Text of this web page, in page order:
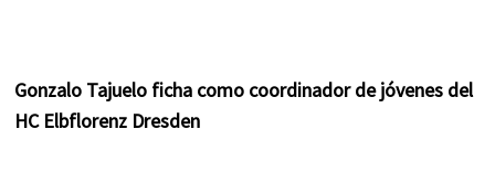
Gonzalo Tajuelo ficha como coordinador de jóvenes del
HC Elbflorenz Dresden